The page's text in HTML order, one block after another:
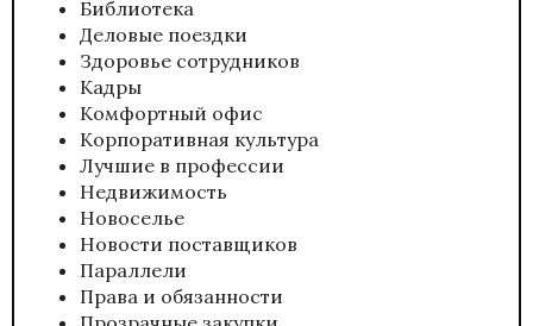
Библиотека
Деловые поездки
Здоровье сотрудников
Кадры
Комфортный офис
Корпоративная культура
Лучшие в профессии
Недвижимость
Новоселье
Новости поставщиков
Параллели
Права и обязанности